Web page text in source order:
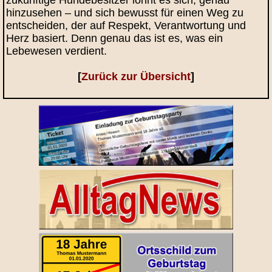
hinzusehen – und sich bewusst für einen Weg zu
entscheiden, der auf Respekt, Verantwortung und
Herz basiert. Denn genau das ist es, was ein
Lebewesen verdient.
[Zurück zur Übersicht]